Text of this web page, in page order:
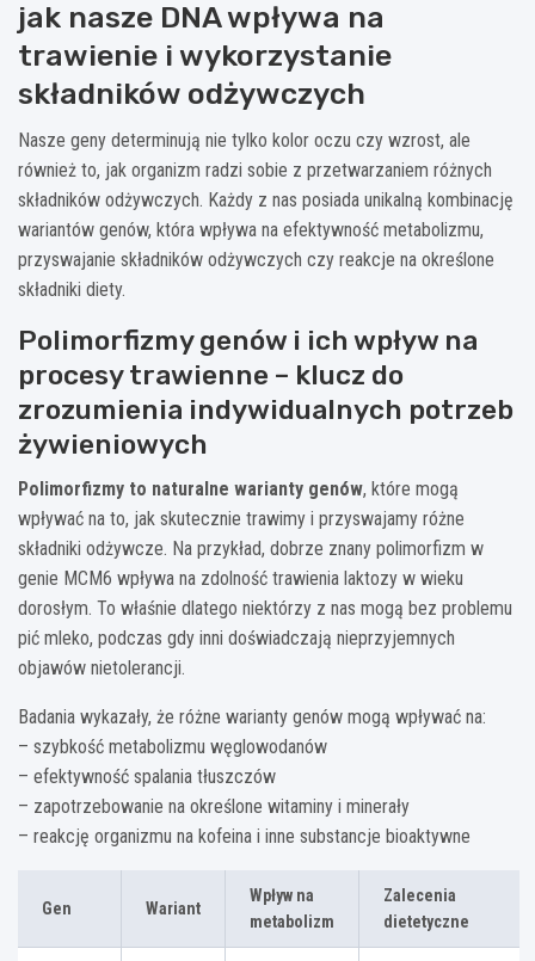
jak nasze DNA wpływa na
trawienie i wykorzystanie
składników odżywczych
Nasze geny determinują nie tylko kolor oczu czy wzrost, ale
również to, jak organizm radzi sobie z przetwarzaniem różnych
składników odżywczych. Każdy z nas posiada unikalną kombinację
wariantów genów, która wpływa na efektywność metabolizmu,
przyswajanie składników odżywczych czy reakcje na określone
składniki diety.
Polimorfizmy genów i ich wpływ na
procesy trawienne – klucz do
zrozumienia indywidualnych potrzeb
żywieniowych
Polimorfizmy to naturalne warianty genów, które mogą
wpływać na to, jak skutecznie trawimy i przyswajamy różne
składniki odżywcze. Na przykład, dobrze znany polimorfizm w
genie MCM6 wpływa na zdolność trawienia laktozy w wieku
dorosłym. To właśnie dlatego niektórzy z nas mogą bez problemu
pić mleko, podczas gdy inni doświadczają nieprzyjemnych
objawów nietolerancji.
Badania wykazały, że różne warianty genów mogą wpływać na:
– szybkość metabolizmu węglowodanów
– efektywność spalania tłuszczów
– zapotrzebowanie na określone witaminy i minerały
– reakcję organizmu na kofeina i inne substancje bioaktywne
Gen Wariant
Wpływ na
metabolizm
Zalecenia
dietetyczne